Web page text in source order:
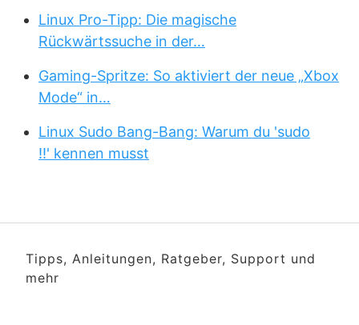
Linux Pro-Tipp: Die magische
Rückwärtssuche in der…
Gaming-Spritze: So aktiviert der neue „Xbox
Mode“ in…
Linux Sudo Bang-Bang: Warum du 'sudo
!!' kennen musst
Tipps, Anleitungen, Ratgeber, Support und
mehr